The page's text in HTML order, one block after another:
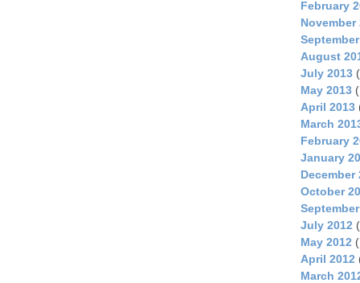
February
November
August
July 2013
May 2013
April 2013
March
February
January
December
October
July 2012
May 2012
April 2012
March